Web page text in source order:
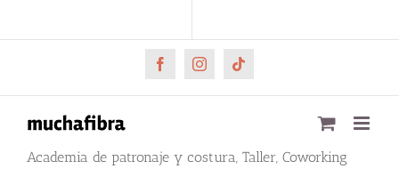
al
FacebookInstagramTiktok
Academia de patronaje y costura, Taller, Coworking